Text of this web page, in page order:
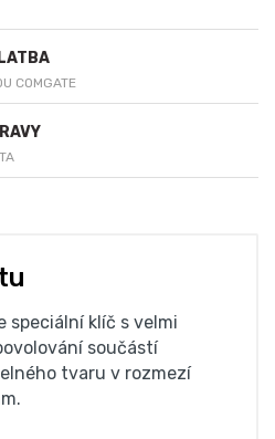
COMGATE
speciální klíč s velmi
součástí
tvaru v rozmezí